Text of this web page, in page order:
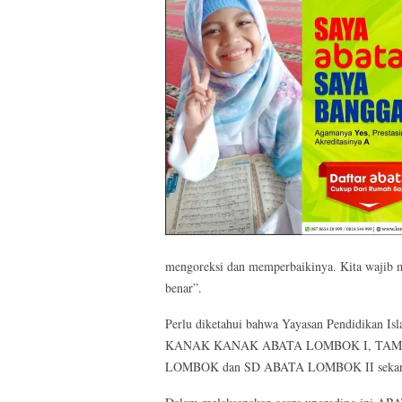
mengoreksi dan memperbaikinya. Kita wajib
benar”.
Perlu diketahui bahwa Yayasan Pendidikan
KANAK KANAK ABATA LOMBOK I,
LOMBOK dan SD ABATA LOMBOK II